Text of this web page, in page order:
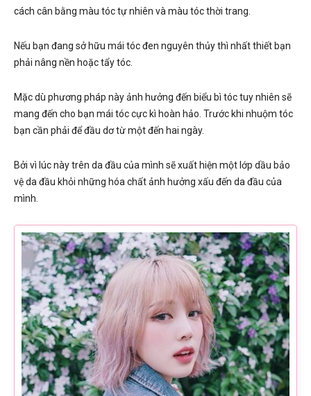
cách cân bằng màu tóc tự nhiên và màu tóc thời trang.
Nếu bạn đang sở hữu mái tóc đen nguyên thủy thì nhất thiết bạn
phải nâng nền hoặc tẩy tóc.
Mặc dù phương pháp này ảnh hưởng đến biểu bì tóc tuy nhiên sẽ
mang đến cho bạn mái tóc cực kì hoàn hảo. Trước khi nhuộm tóc
bạn cần phải để đầu dơ từ một đến hai ngày.
Bởi vì lúc này trên da đầu của mình sẽ xuất hiện một lớp dầu bảo
vệ da đầu khỏi những hóa chất ảnh hưởng xấu đến da đầu của
mình.